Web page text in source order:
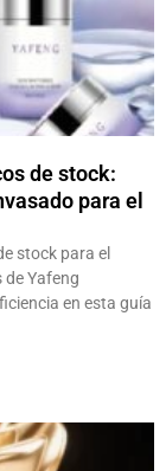
de stock:
para el
stock para el
de Yafeng
en esta guía